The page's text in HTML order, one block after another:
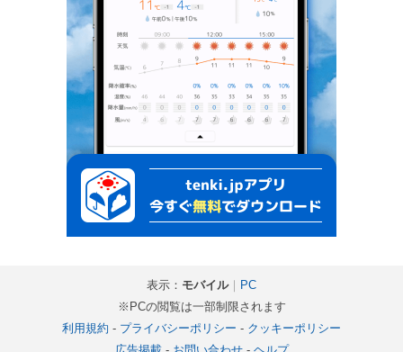
表示： モバイル｜ PC
※PCの閲覧は一部制限されます
利用規約 - プライバシーポリシー - クッキーポリシー